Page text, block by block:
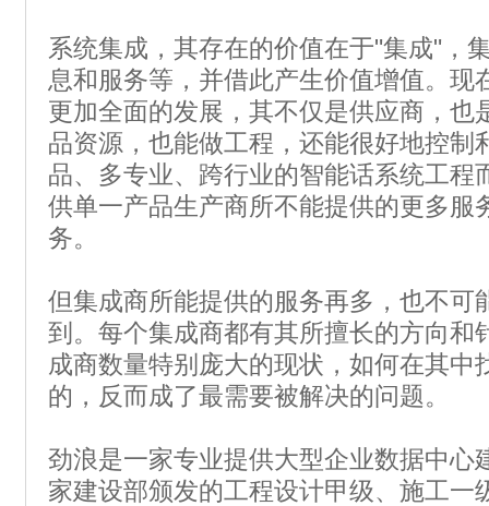
系统集成，其存在的价值在于"集成"，
息和服务等，并借此产生价值增值。现
更加全面的发展，其不仅是供应商，也
品资源，也能做工程，还能很好地控制
品、多专业、跨行业的智能话系统工程
供单一产品生产商所不能提供的更多服
务。
但集成商所能提供的服务再多，也不可
到。每个集成商都有其所擅长的方向和
成商数量特别庞大的现状，如何在其中
的，反而成了最需要被解决的问题。
劲浪是一家专业提供大型企业数据中心
家建设部颁发的工程设计甲级、施工一